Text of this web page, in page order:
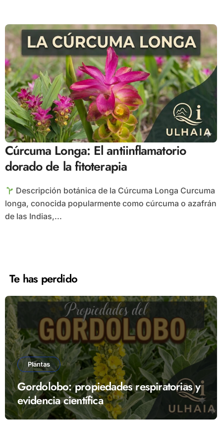
Cúrcuma Longa: El antiinflamatorio
dorado de la fitoterapia
Descripción botánica de la Cúrcuma Longa Curcuma
longa, conocida popularmente como cúrcuma o azafrán
de las Indias,...
Te has perdido
Plantas
Gordolobo: propiedades respiratorias y
evidencia científica